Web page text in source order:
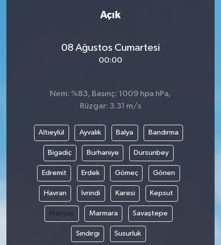
Açık
08 Ağustos Cumartesi
00:00
Nem: %83, Basınç: 1009 hpa hPa,
Rüzgar: 3.31 m/s
Altıeylül Ayvalık Balya Bandırma
Bigadiç Burhaniye Dursunbey
Edremit Erdek Gömeç Gönen
Havran İvrindi Karesi Kepsut
Manyas Marmara Savaştepe
Sındırgı Susurluk